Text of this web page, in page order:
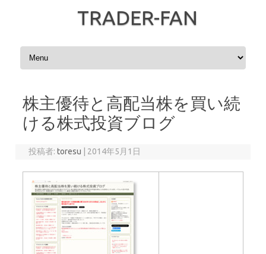
TRADER-FAN
コンテンツへスキップ
株主優待と高配当株を買い続
ける株式投資ブログ
投稿者:toresu 2014年5月1日